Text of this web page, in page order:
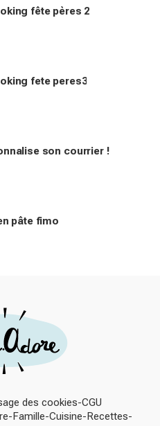
fête pères 2
fete peres3
son courrier !
pâte fimo
des cookies CGU
Famille Cuisine Recettes